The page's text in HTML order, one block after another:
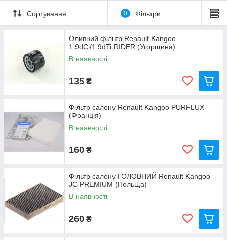
Сортування 0 Фільтри
Оливний фільтр Renault Kangoo
1.9dCi/1.9dTi RIDER (Угорщина)
В наявності
135 ₴
Фільтр салону Renault Kangoo PURFLUX
(Франція)
В наявності
160 ₴
Фільтр салону ГОЛОВНИЙ Renault Kangoo
JC PREMIUM (Польща)
В наявності
260 ₴